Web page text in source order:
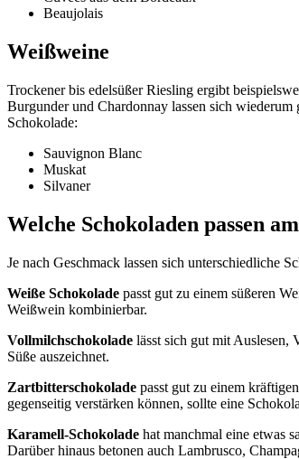
Beaujolais
Weißweine
Trockener bis edelsüßer Riesling ergibt
Burgunder und Chardonnay lassen sich
Schokolade:
Sauvignon Blanc
Muskat
Silvaner
Welche Schokoladen passen
Je nach Geschmack lassen sich unterschiedliche
Weiße Schokolade passt gut zu einem süßeren
Weißwein kombinierbar.
Vollmilchschokolade lässt sich gut mit Auslesen,
Süße auszeichnet.
Zartbitterschokolade passt gut zu einem
gegenseitig verstärken können, sollte eine
Karamell-Schokolade hat manchmal eine etwas
Darüber hinaus betonen auch Lambrusco,